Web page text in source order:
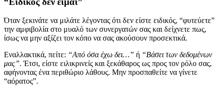
Όταν ξεκινάτε να μιλάτε λέγοντας ότι δεν είστε ειδικός, “φυτεύετε”
την αμφιβολία στο μυαλό των συνεργατών σας και δείχνετε πως,
ίσως να μην αξίζει τον κόπο να σας ακούσουν προσεκτικά.
Εναλλακτικά, πείτε: “Από όσα έχω δει…” ή “Βάσει των δεδομένων
μας”. Έτσι, είστε ειλικρινείς και ξεκάθαρος ως προς τον ρόλο σας,
αφήνοντας ένα περιθώριο λάθους. Μην προσπαθείτε να γίνετε
“αόρατος”.